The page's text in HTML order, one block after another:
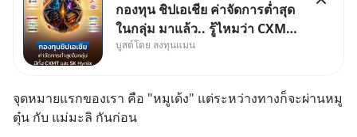
กองทุน ชิปเอเชีย ค่าจัดการต่ำสุด
ในกลุ่ม มาแล้ว.. รู้ไหมว่า CXMT
อยู่ดี ๆ ขึ้นมาเป็นบริษัทอันดับ 1 ใน
ในไต้หวันมานานแล้ว
บูสต์โดย ลงทุนแมน
จุดหมายแรกของเรา คือ "หมูเด้ง" แต่ระหว่างทางก็จะผ่านหมู
ตุ๋น กับ แม่มะลิ กันก่อน